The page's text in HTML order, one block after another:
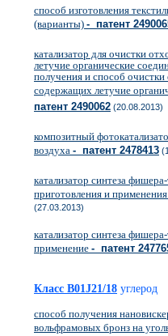
способ изготовления
(варианты) - патент
катализатор для очистки
летучие органические
получения и способ
содержащих летучие
патент 2490062 (20.08.2013)
композитный
воздуха - патент 2478413
катализатор синтеза
приготовления и применения
(27.03.2013)
катализатор синтеза
применение - патент
Класс B01J21/18 углерод
способ получения
вольфрамовых бронз на